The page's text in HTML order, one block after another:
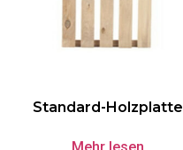
Standard-Holzplatte
Mehr lesen